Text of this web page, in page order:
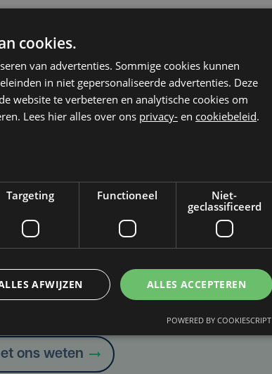
opgemerkt?
ons weten
cookies.
van advertenties. Sommige cookies kunnen
in niet gepersonaliseerde advertenties. Deze
website te verbeteren en analytische cookies om
Lees hier alles over ons privacy- en cookiebeleid.
Targeting Functioneel
Niet-
geclassificeerd
ALLES ACCEPTEREN
AFWIJZEN
POWERED BY COOKIESCRIPT